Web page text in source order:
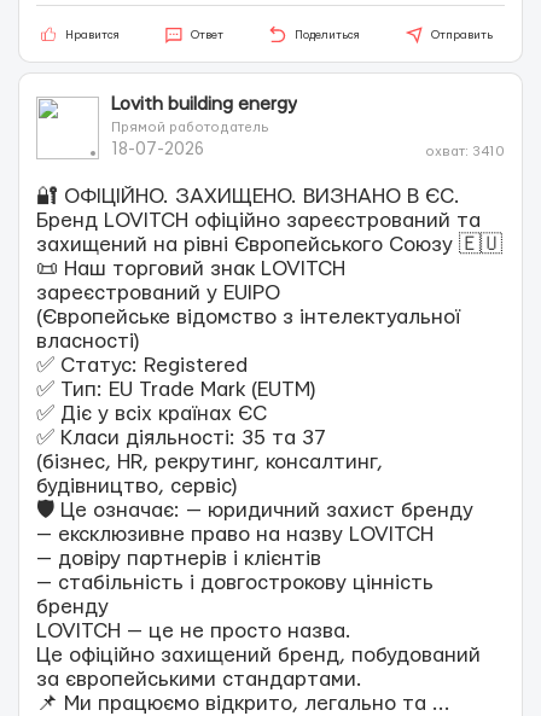
Нравится Ответ Поделиться Отправить
Lovith building energy
Прямой работодатель
18-07-2026 охват: 3410
🔐 ОФІЦІЙНО. ЗАХИЩЕНО. ВИЗНАНО В ЄС.
Бренд LOVITCH офіційно зареєстрований та
захищений на рівні Європейського Союзу 🇪🇺
📜 Наш торговий знак LOVITCH
зареєстрований у EUIPO
(Європейське відомство з інтелектуальної
власності)
✅ Статус: Registered
✅ Тип: EU Trade Mark (EUTM)
✅ Діє у всіх країнах ЄС
✅ Класи діяльності: 35 та 37
(бізнес, HR, рекрутинг, консалтинг,
будівництво, сервіс)
🛡️ Це означає: — юридичний захист бренду
— ексклюзивне право на назву LOVITCH
— довіру партнерів і клієнтів
— стабільність і довгострокову цінність
бренду
LOVITCH — це не просто назва.
Це офіційно захищений бренд, побудований
за європейськими стандартами.
📌 Ми працюємо відкрито, легально та ...